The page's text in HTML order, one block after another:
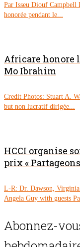
Par Isseu Diouf Campbell
honorée pendant le...
Africare honore
Mo Ibrahim
Credit Photos: Stuart A.
but non lucratif dirigée...
HCCI organise
prix «
L-R: Dr. Dawson, Virginia
Angela Guy with guests
Abonnez-